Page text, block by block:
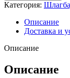
Категория:
Описание
Доставка и
Описание
Описание